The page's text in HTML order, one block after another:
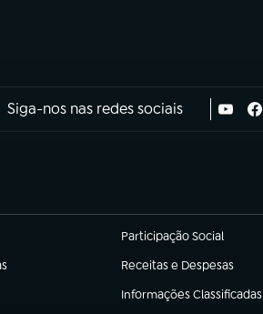
Siga-nos nas redes sociais
Participação Social
(abre em nova aba)
Receitas e Despesas
(abre em nova aba)
Informações Classificadas
(abre em nova aba)